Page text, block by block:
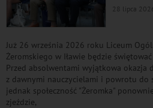
28 lipca 2026
Już 26 września 2026 roku Liceum
Żeromskiego w Iławie będzie
Przed absolwentami wyjątkowa okazja
z dawnymi nauczycielami i powrotu do
jednak społeczność "Żeromka"
zjeździe,